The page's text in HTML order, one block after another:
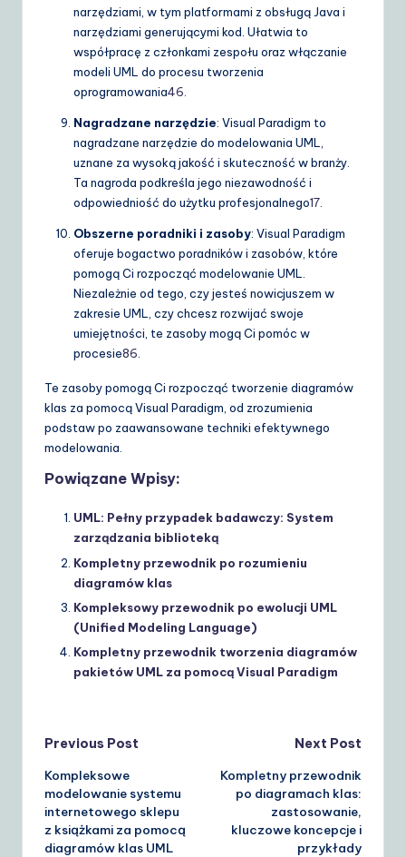
narzędziami, w tym platformami z obsługą Java i
narzędziami generującymi kod. Ułatwia to
współpracę z członkami zespołu oraz włączanie
modeli UML do procesu tworzenia
oprogramowania46
Nagradzane narzędzie: Visual Paradigm to
nagradzane narzędzie do modelowania UML,
uznane za wysoką jakość i skuteczność w branży.
Ta nagroda podkreśla jego niezawodność i
odpowiedniość do użytku profesjonalnego17
Obszerne poradniki i zasoby: Visual Paradigm
oferuje bogactwo poradników i zasobów, które
pomogą Ci rozpocząć modelowanie UML.
Niezależnie od tego, czy jesteś nowicjuszem w
zakresie UML, czy chcesz rozwijać swoje
umiejętności, te zasoby mogą Ci pomóc w
procesie86
Te zasoby pomogą Ci rozpocząć tworzenie diagramów
klas za pomocą Visual Paradigm, od zrozumienia
podstaw po zaawansowane techniki efektywnego
modelowania.
Powiązane Wpisy:
UML: Pełny przypadek badawczy: System
zarządzania biblioteką
Kompletny przewodnik po rozumieniu
diagramów klas
Kompleksowy przewodnik po ewolucji UML
(Unified Modeling Language)
Kompletny przewodnik tworzenia diagramów
pakietów UML za pomocą Visual Paradigm
Post
navigation
Previous Post
Kompleksowe
modelowanie systemu
internetowego sklepu
z książkami za pomocą
diagramów klas UML
Next Post
Kompletny przewodnik
po diagramach klas:
zastosowanie,
kluczowe koncepcje i
przykłady